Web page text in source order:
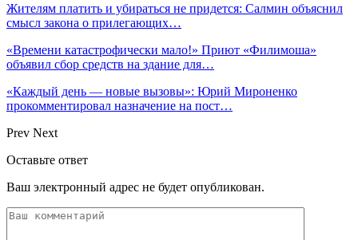
Жителям платить и убираться не придется: Салмин объяснил
смысл закона о прилегающих…
«Времени катастрофически мало!» Приют «Филимоша»
объявил сбор средств на здание для…
«Каждый день — новые вызовы»: Юрий Мироненко
прокомментировал назначение на пост…
Prev Next
Оставьте ответ
Ваш электронный адрес не будет опубликован.